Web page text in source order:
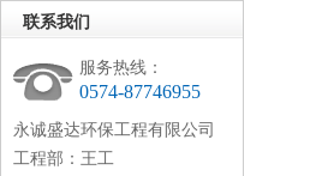
联系我们
服务热线：
0574-87746955
永诚盛达环保工程有限公司
工程部：王工